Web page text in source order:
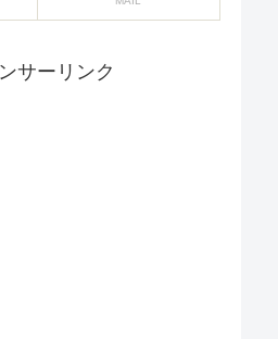
サーリンク